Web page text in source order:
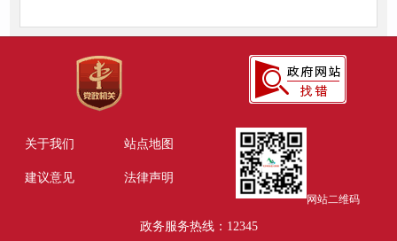
关于我们 站点地图
建议意见 法律声明
网站二维码
政务服务热线：12345